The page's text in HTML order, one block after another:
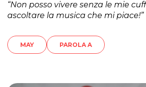
“Non posso vivere senza le mie
ascoltare la musica che mi piace!”
MAY PAROLA A